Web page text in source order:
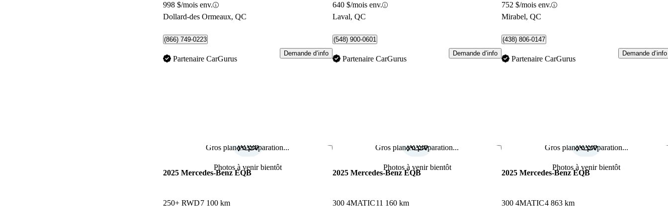
998 $/mois env.
Dollard-des Ormeaux, QC
(866) 749-0223
Partenaire CarGurus
Demande d’info
640 $/mois env.
Laval, QC
(548) 900-0601
Partenaire CarGurus
Demande d’info
752 $/mois env.
Mirabel, QC
(438) 806-0147
Partenaire CarGurus
Demande d’info
Gros plan en préparation...
Photos à venir bientôt
Enregistrer cette annonce
2025 Mercedes-Benz EQB
250+ RWD7 100 km
Gros plan en préparation...
Photos à venir bientôt
Enregistrer cette annonce
2025 Mercedes-Benz EQB
300 4MATIC11 160 km
Gros plan en préparation...
Photos à venir bientôt
2025 Mercedes-Benz EQB
300 4MATIC4 863 km